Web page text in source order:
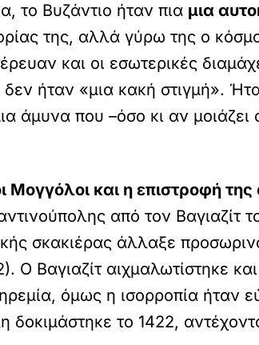
το Βυζάντιο ήταν πια μια
της, αλλά γύρω της ο
και οι εσωτερικές
ήταν «μια κακή στιγμή».
άμυνα που –όσο κι αν
και η επιστροφή της
από τον Βαγιαζίτ
σκακιέρας άλλαξε
Ο Βαγιαζίτ αιχμαλωτίστηκε
όμως η ισορροπία
δοκιμάστηκε το 1422,